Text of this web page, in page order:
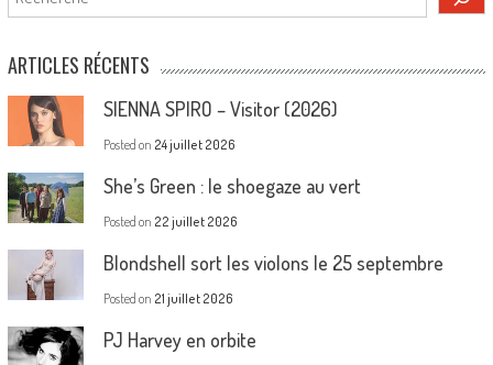
ARTICLES RÉCENTS
SIENNA SPIRO – Visitor (2026)
Posted on 24 juillet 2026
She’s Green : le shoegaze au vert
Posted on 22 juillet 2026
Blondshell sort les violons le 25 septembre
Posted on 21 juillet 2026
PJ Harvey en orbite